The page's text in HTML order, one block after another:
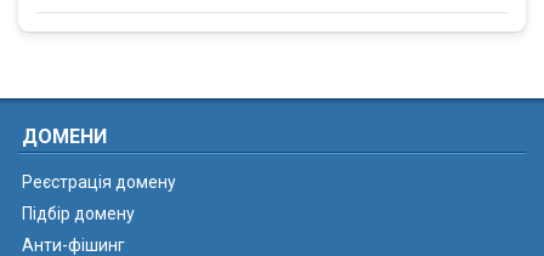
ДОМЕНИ
Реєстрація домену
Підбір домену
Анти-фішинг